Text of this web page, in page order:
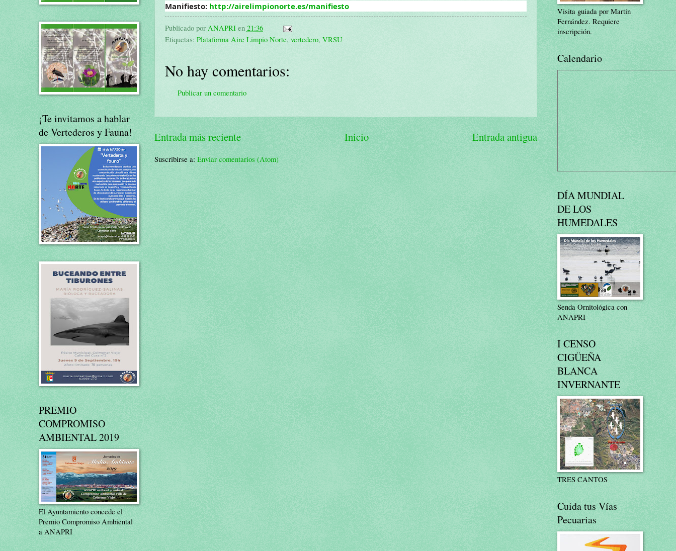
Manifiesto: http://airelimpionorte.es/manifiesto
Publicado por ANAPRI en 21:36
Etiquetas: Plataforma Aire Limpio Norte, vertedero, VRSU
No hay comentarios:
Publicar un comentario
Entrada más reciente Entrada antigua
Inicio
Suscribirse a: Enviar comentarios (Atom)
¡Te invitamos a hablar
de Vertederos y Fauna!
PREMIO
COMPROMISO
AMBIENTAL 2019
El Ayuntamiento concede el
Premio Compromiso Ambiental
a ANAPRI
Visita guiada por Martín
Fernández. Requiere
inscripción.
Calendario
DÍA MUNDIAL
DE LOS
HUMEDALES
Senda Ornitológica con
ANAPRI
I CENSO
CIGÜEÑA
BLANCA
INVERNANTE
TRES CANTOS
Cuida tus Vías
Pecuarias